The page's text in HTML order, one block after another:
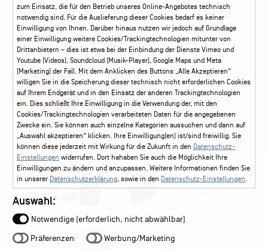
Kontakt Leichte Sprache
FAQ / Hilfe
Ticketshop Hamburg
Gutscheine
Callback-Service
Ticketservice 040 - 413 22 60
Social Media
Instagram Facebook
zum Einsatz, die für den Betrieb unseres Online-Angebotes technisch
notwendig sind. Für die Auslieferung dieser Cookies bedarf es keiner
Einwilligung von Ihnen. Darüber hinaus nutzen wir jedoch auf Grundlage
einer Einwilligung weitere Cookies/Trackingtechnologien mitunter von
Drittanbietern – dies ist etwa bei der Einbindung der Dienste Vimeo und
Youtube (Videos), Soundcloud (Musik-Player), Google Maps und Meta
(Marketing) der Fall. Mit dem Anklicken des Buttons „Alle Akzeptieren“
willigen Sie in die Speicherung dieser technisch nicht erforderlichen Cookies
auf Ihrem Endgerät und in den Einsatz der anderen Trackingtechnologien
ein. Dies schließt Ihre Einwilligung in die Verwendung der, mit den
Cookies/Trackingtechnologien verarbeiteten Daten für die angegebenen
Zwecke ein. Sie können auch einzelne Kategorien aussuchen und dann auf
„Auswahl akzeptieren“ klicken. Ihre Einwilligung(en) ist/sind freiwillig. Sie
können diese jederzeit mit Wirkung für die Zukunft in den Datenschutz-
Einstellungen widerrufen. Dort hahaben Sie auch die Möglichkeit Ihre
Einwilligungen zu ändern und anzupassen. Weitere Informationen finden Sie
in unserer Datenschutzerklärung, sowie in den Datenschutz-Einstellungen.
Auswahl:
Notwendige (erforderlich, nicht abwählbar)
Präferenzen Werbung/Marketing